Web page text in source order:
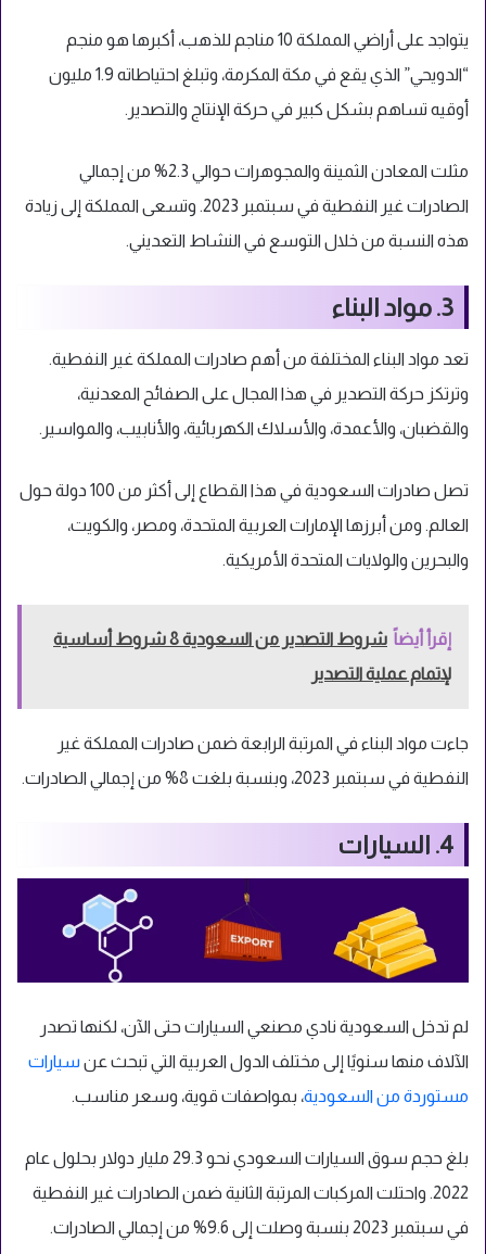
يتواجد على أراضي المملكة 10 مناجم للذهب، أكبرها هو منجم
“الدويحي” الذي يقع في مكة المكرمة، وتبلغ احتياطاته 1.9 مليون
أوقيه تساهم بشكل كبير في حركة الإنتاج والتصدير.
مثلت المعادن الثمينة والمجوهرات حوالي 2.3% من إجمالي
الصادرات غير النفطية في سبتمبر 2023. وتسعى المملكة إلى زيادة
هذه النسبة من خلال التوسع في النشاط التعديني.
3. مواد البناء
تعد مواد البناء المختلفة من أهم صادرات المملكة غير النفطية.
وترتكز حركة التصدير في هذا المجال على الصفائح المعدنية،
والقضبان، والأعمدة، والأسلاك الكهربائية، والأنابيب، والمواسير.
تصل صادرات السعودية في هذا القطاع إلى أكثر من 100 دولة حول
العالم. ومن أبرزها الإمارات العربية المتحدة، ومصر، والكويت،
والبحرين والولايات المتحدة الأمريكية.
إقرأ أيضاً
شروط التصدير من السعودية 8 شروط أساسية
لإتمام عملية التصدير
جاءت مواد البناء في المرتبة الرابعة ضمن صادرات المملكة غير
النفطية في سبتمبر 2023، وبنسبة بلغت 8% من إجمالي الصادرات.
4. السيارات
لم تدخل السعودية نادي مصنعي السيارات حتى الآن، لكنها تصدر
الآلاف منها سنويًا إلى مختلف الدول العربية التي تبحث عن سيارات
مستوردة من السعودية، بمواصفات قوية، وسعر مناسب.
بلغ حجم سوق السيارات السعودي نحو 29.3 مليار دولار بحلول عام
2022. واحتلت المركبات المرتبة الثانية ضمن الصادرات غير النفطية
في سبتمبر 2023 بنسبة وصلت إلى 9.6% من إجمالي الصادرات.